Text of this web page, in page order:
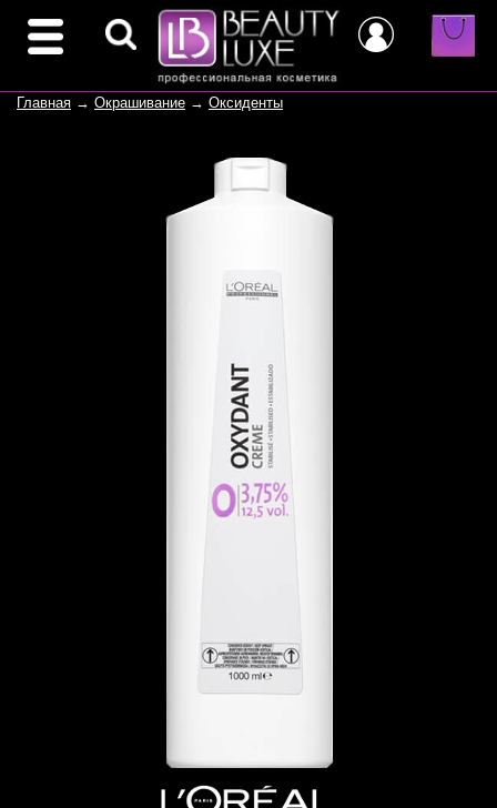
Главная → Окрашивание → Оксиденты